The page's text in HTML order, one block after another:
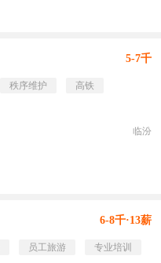
5-7千
秩序维护
高铁
临汾
6-8千·13薪
员工旅游
专业培训